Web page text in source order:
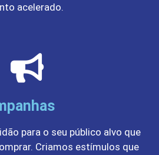
acelerado.
para o seu público alvo que
Criamos estímulos que